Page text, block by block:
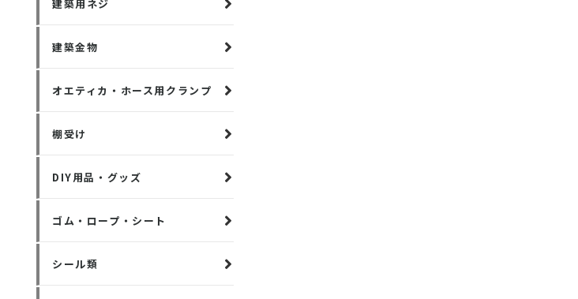
建築用ネジ
建築金物
オエティカ・ホース用クランプ
棚受け
DIY用品・グッズ
ゴム・ロープ・シート
シール類